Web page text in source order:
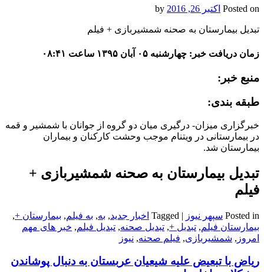
Posted on اکتبر 26, 2016
تبدیل بیمارستان به صحنه شمشیربازی + فیلم
زمان دریافت خبر: چهارشنبه ۰۵ آبان ۱۳۹۵ ساعت ۰۸:۴۱
منبع خبر:
طبقه بندی:
خبرگزاری میزان- درگیری میان دو گروه از جوانان با شمشیر و قمه
در بیمارستانی در ویتنام موجب وحشت کارکنان و بیماران
بیمارستان شد.
تبدیل بیمارستان به صحنه شمشیربازی +
فیلم
Posted in سپهر نیوز |
Tagged اخبار جدید, به, به فیلم, بیمارستان +,
بیمارستان فیلم, تبدیل +, تبدیل صحنه, تبدیل فیلم, خبر های مهم
امروز , شمشیربازی, فیلم صحنه, نیوز
ریاض با تبعیض علیه شیعیان عربستان به دنبال پوشاندن